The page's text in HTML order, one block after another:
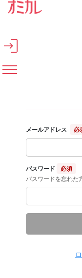
メインコンテンツへスキッ
メールアドレス 必
パスワード
必須
パスワードを忘れた